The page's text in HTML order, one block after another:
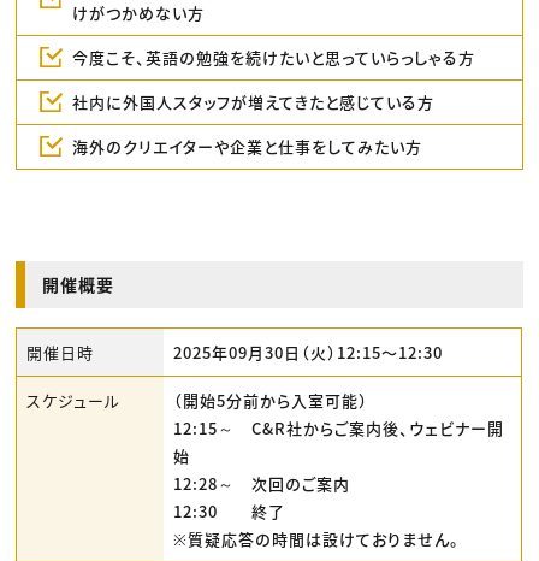
けがつかめない方
今度こそ、英語の勉強を続けたいと思っていらっしゃる方
社内に外国人スタッフが増えてきたと感じている方
海外のクリエイターや企業と仕事をしてみたい方
開催概要
開催日時 2025年09月30日（火）12:15〜12:30
スケジュール
（開始5分前から入室可能）
12:15～ C&R社からご案内後、ウェビナー開
始
12:28～ 次回のご案内
12:30 終了
※質疑応答の時間は設けておりません。